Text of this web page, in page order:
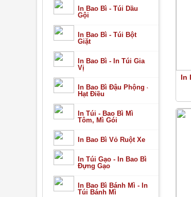
Bao Bì Trái Cây, Củ Quả Sấy
MÀNG METALIZE GHÉP GIẤY
Bao Bì Bánh Các Loại
Bao Bì Kem
Bao Bì Bột
In Bao Bì Nhựa, In Túi Nhựa
In Bao Bì Nhựa Túi Cà Phê
In Bao Bì Nhựa Túi Phân Bón
In Bao Bì Nhựa Túi Thủy Sản
In Bao Bì Nhựa Túi Bánh Kẹo
In Bao Bì Ngũ Cốc, In Túi Ngũ Cốc
In Bao Bì Dây Điện, In Túi Đựng Dây Điện
In Bao Bì Ổ Cắm Điện, In Túi Đựng Ổ Cắm Điện
In Túi Khô Bò, Bao Bì Đựng Khô Bò
In Bao Bì Mặt Nạ, In Túi Mặt Nạ
In Bao Bì
In Túi Màng Đơn PE, PP,..
In Bao Bì Màng Ghép
In Túi Bánh Kẹo - In Bao Bì Bánh Kẹo
In Túi Phân Bón
In Túi Bánh Pía - In Bao Bì Bánh Pía
In Túi Cà Phê, In Bao Bì Cà Phê
In Túi Thuốc Sâu
In Túi Thủy Sản, In Bao Bì Thủy Sản
In Bao Bì Phụ Tùng Xe
In Túi Đựng Linh Kiện Điện Tử
In Bao Bì - Túi Dầu
Gội
In Bao Bì - Túi Bột
Giặt
In Bao Bì - In Túi Gia
Vị
In Bao Bì Đậu Phộng -
Hạt Điều
In Túi - Bao Bì Mì
Tôm, Mì Gói
In Bao Bì Vỏ Ruột Xe
In Túi Gạo - In Bao Bì
Đựng Gạo
In Bao Bì Bánh Mì - In
Túi Bánh Mì
In